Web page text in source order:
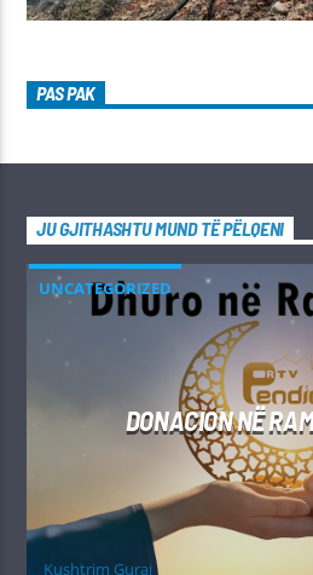
PAS PAK
JU GJITHASHTU MUND TË PËLQENI
UNCATEGORIZED
DONACION NË
Kushtrim Guraj